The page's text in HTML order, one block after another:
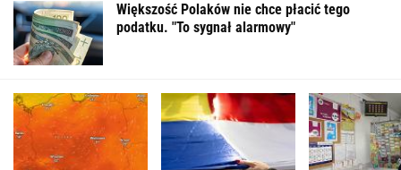
Większość Polaków nie chce płacić tego
podatku. "To sygnał alarmowy"